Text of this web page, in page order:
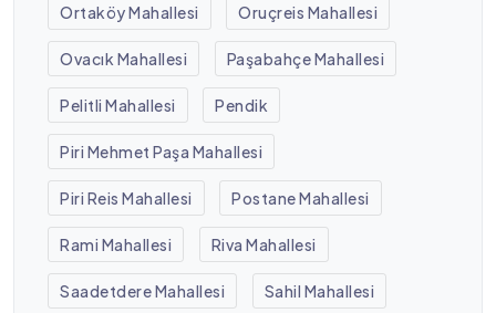
Ortaköy Mahallesi Oruçreis Mahallesi
Ovacık Mahallesi Paşabahçe Mahallesi
Pelitli Mahallesi Pendik
Piri Mehmet Paşa Mahallesi
Piri Reis Mahallesi Postane Mahallesi
Rami Mahallesi Riva Mahallesi
Saadetdere Mahallesi Sahil Mahallesi